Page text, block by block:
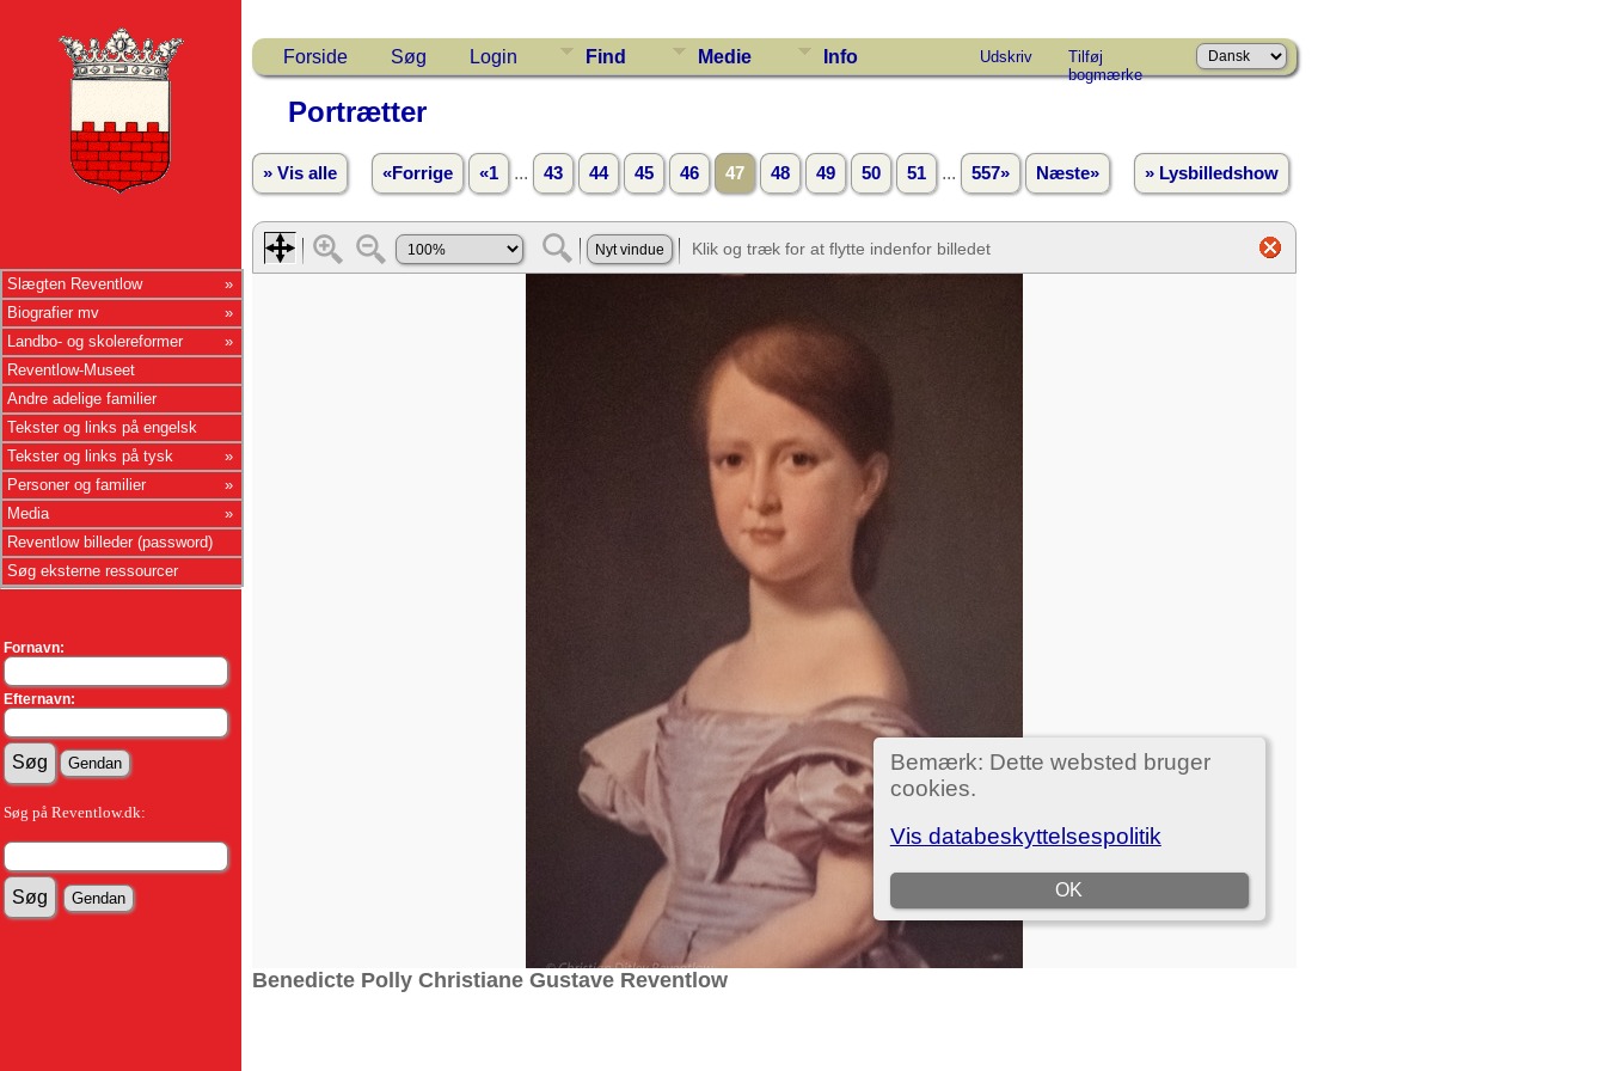
Slægten Reventlow
Biografier mv
Landbo- og skolereformer
Reventlow-Museet
Andre adelige familier
Tekster og links på engelsk
Tekster og links på tysk
Personer og familier
Media
Reventlow billeder (password)
Søg eksterne ressourcer
Fornavn:
Efternavn:
Søg på Reventlow.dk:
Forside Søg Login Find Medie Info Udskriv
Tilføj
bogmærke
Portrætter
» Vis alle «Forrige «1 ... 43 44 45 46 47 48 49 50 51 ... 557» Næste» » Lysbilledshow
Benedicte Polly Christiane Gustave Reventlow